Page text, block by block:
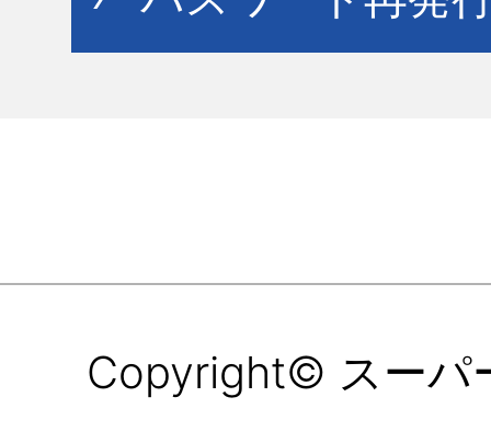
Copyright© スーパ